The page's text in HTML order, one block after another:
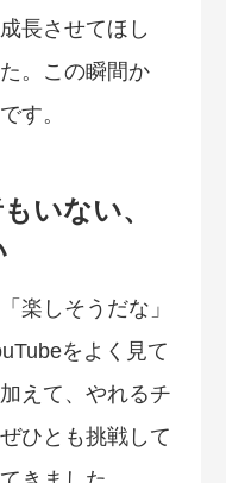
長させてほし
。この瞬間か
す。
いない、
楽しそうだな」
をよく見て
えて、やれるチ
ひとも挑戦して